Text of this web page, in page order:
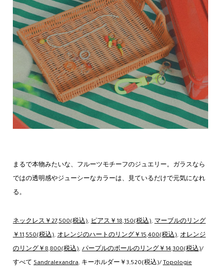
まるで本物みたいな、フルーツモチーフのジュエリー。ガラスなら
ではの透明感やジューシーなカラーは、見ているだけで元気になれ
る。
ネックレス￥27,500(税込), ピアス￥18,150(税込), マーブルのリング
￥11,550(税込), オレンジのハートのリング￥15,400(税込), オレンジ
のリング￥8,800(税込), パープルのボールのリング￥14,300(税込)/
すべて Sandralexandra, キーホルダー￥3,520(税込)/ Topologie